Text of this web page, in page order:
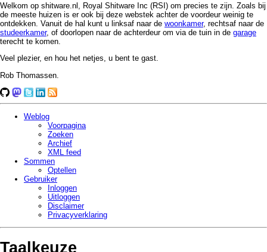
Welkom op shitware.nl, Royal Shitware Inc (RSI) om precies te zijn. Zoals bij
de meeste huizen is er ook bij deze webstek achter de voordeur weinig te
ontdekken. Vanuit de hal kunt u linksaf naar de woonkamer, rechtsaf naar de
studeerkamer, of doorlopen naar de achterdeur om via de tuin in de garage
terecht te komen.
Veel plezier, en hou het netjes, u bent te gast.
Rob Thomassen.
Weblog
Voorpagina
Zoeken
Archief
XML feed
Sommen
Optellen
Gebruiker
Inloggen
Uitloggen
Disclaimer
Privacy­verklaring
Taalkeuze